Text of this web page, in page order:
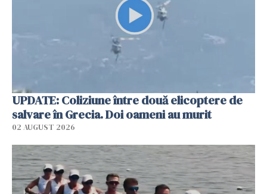
UPDATE: Coliziune între două elicoptere de
salvare în Grecia. Doi oameni au murit
02 AUGUST 2026